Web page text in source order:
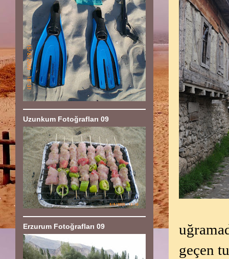
geçen
Uzunkum Fotoğrafları 09
Erzurum Fotoğrafları 09